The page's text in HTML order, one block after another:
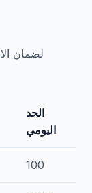
لضمان
الحد
اليومي
100